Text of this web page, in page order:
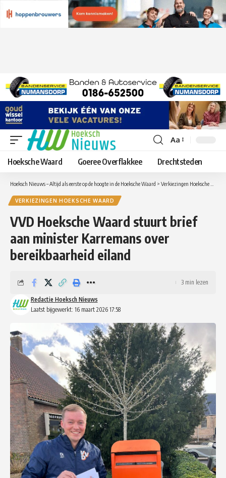
Lettergrootte
aanpassen
Aa
Hoeksche Waard Goeree Overflakkee Drechtsteden
Hoeksch Nieuws – Altijd als eerste op de hoogte in de Hoeksche Waard > Verkiezingen Hoeksche Waard
VERKIEZINGEN HOEKSCHE WAARD
VVD Hoeksche Waard stuurt brief
aan minister Karremans over
bereikbaarheid eiland
Laatst bijgewerkt: 16 maart 2026 17:58
Redactie Hoeksch Nieuws
3 min lezen